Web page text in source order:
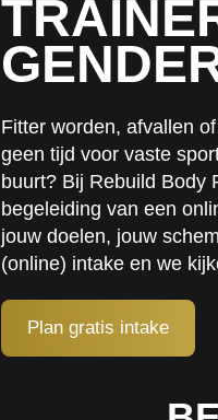
Fitter worden, afvallen
geen tijd voor vaste
buurt? Bij Rebuild Body
begeleiding van een
jouw doelen, jouw
(online) intake en we
Plan gratis intake